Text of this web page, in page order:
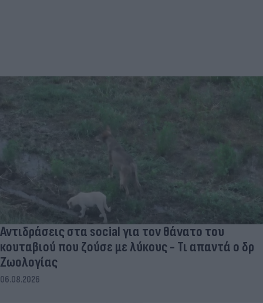
Αντιδράσεις στα social για τον θάνατο του
κουταβιού που ζούσε με λύκους - Τι απαντά ο δρ
Ζωολογίας
06.08.2026